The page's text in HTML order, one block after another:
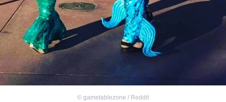
© gametablezone / Reddit